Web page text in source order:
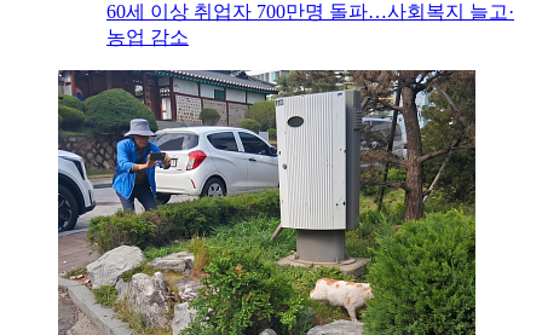
60세 이상 취업자 700만명 돌파…사회복지 늘고·
농업 감소